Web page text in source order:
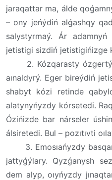
jaraqattar ma, álde
– ony jeńýdiń alǵashqy
salystyrmaý. Ár
jetistigi sizdiń jetistigińizge
2. Kózqarasty ózgertý:
aınaldyrý. Eger bireýdiń
shabyt kózi retinde
alatynyńyzdy kórsetedi.
Ózińizde bar nárseler
álsiretedi. Bul – pozıtıvti
3. Emosıańyzdy
jattyǵýlary. Qyzǵanysh
dem alyp, oıyńyzdy